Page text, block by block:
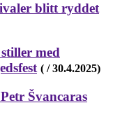
blitt ryddet
med
( / 30.4.2025)
Švancaras